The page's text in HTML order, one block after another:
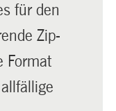
für den
Zip-
Format